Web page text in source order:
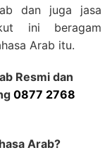
dan juga jasa
ini beragam
Arab itu.
Resmi dan
0877 2768
Arab?